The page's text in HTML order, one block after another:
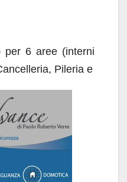
6 aree (interni
Pileria e